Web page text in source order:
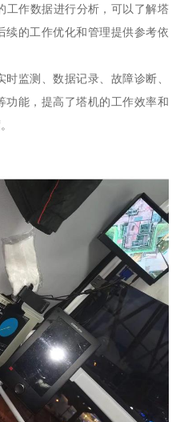
工作数据进行分析，可以了解塔
续的工作优化和管理提供参考依
监测、数据记录、故障诊断、
功能，提高了塔机的工作效率和